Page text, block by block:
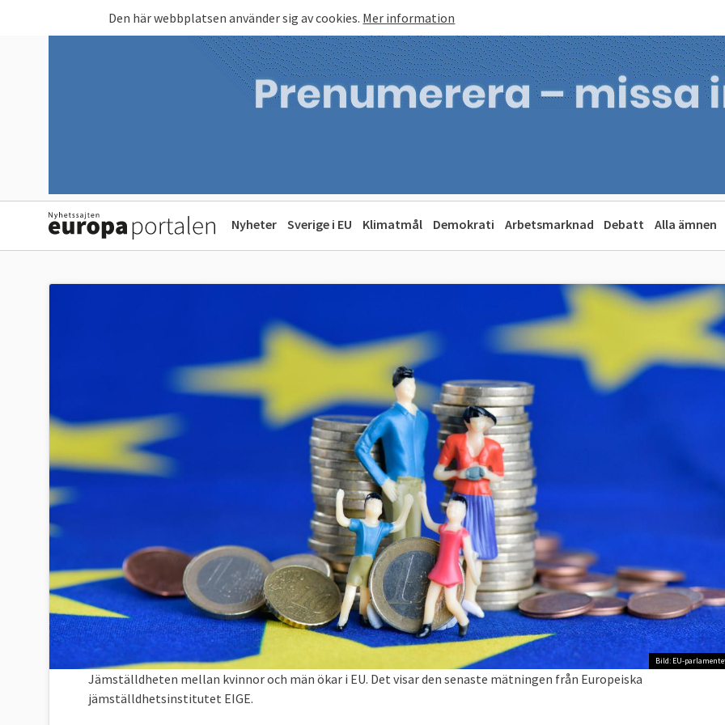
Den här webbplatsen använder sig av cookies. Mer information
Nyheter Sverige i EU Klimatmål Demokrati Arbetsmarknad Debatt Alla ämnen
Bild: EU-
Jämställdheten mellan kvinnor och män ökar i EU. Det visar den senaste mätningen från Europeiska
jämställdhetsinstitutet EIGE.